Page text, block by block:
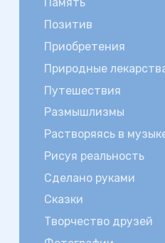
Память
Позитив
Приобретения
Природные
Путешествия
Размышлизмы
Растворяясь в
Рисуя реальность
Сделано руками
Сказки
Творчество друзей